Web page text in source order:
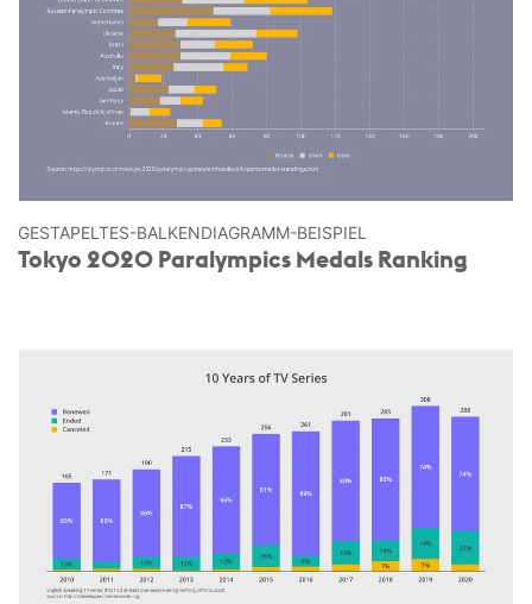
GESTAPELTES-BALKEN­DIAGRAMM-BEISPIEL
Tokyo 2020 Paralympics Medals Ranking